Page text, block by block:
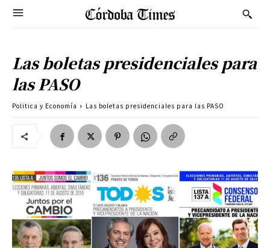
Las boletas presidenciales para
las PASO
Politica y Economía Las boletas presidenciales para las PASO